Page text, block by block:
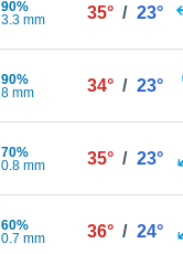
90%
3.3 mm
35° / 23°
90%
8 mm
34° / 23°
70%
0.8 mm
35° / 23°
60%
0.7 mm
36° / 24°